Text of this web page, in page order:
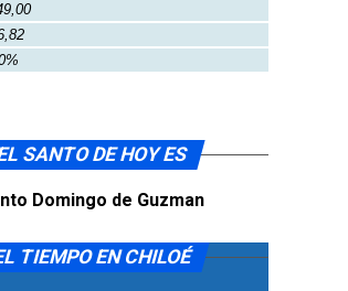
SANTO DE HOY ES
Domingo de Guzman
TIEMPO EN CHILOÉ